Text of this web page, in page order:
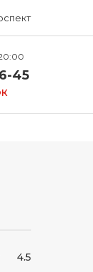
45
4.5